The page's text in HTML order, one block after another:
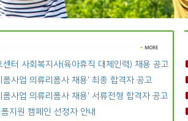
터 사회복지사(육아휴직 대체인력) 채용 공고
사업 의류리폼사 채용' 최종 합격자 공고
사업 의류리폼사 채용' 서류전형 합격자 공고
지원 캠페인 선정자 안내